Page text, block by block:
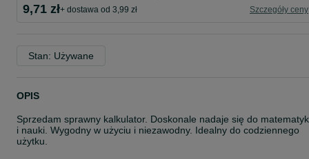
9,71 zł+ dostawa od 3,99 zł Szczegóły ceny
Stan: Używane
OPIS
Sprzedam sprawny kalkulator. Doskonale nadaje się do
i nauki. Wygodny w użyciu i niezawodny. Idealny do codziennego
użytku.